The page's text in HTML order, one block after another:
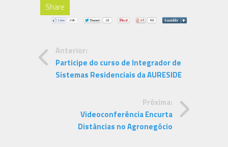
Share
Anterior:
Participe do curso de Integrador de
Sistemas Residenciais da AURESIDE
Próxima:
Videoconferência Encurta
Distâncias no Agronegócio